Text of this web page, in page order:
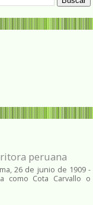
peruana
26 de junio de 1909 -
como Cota Carvallo o